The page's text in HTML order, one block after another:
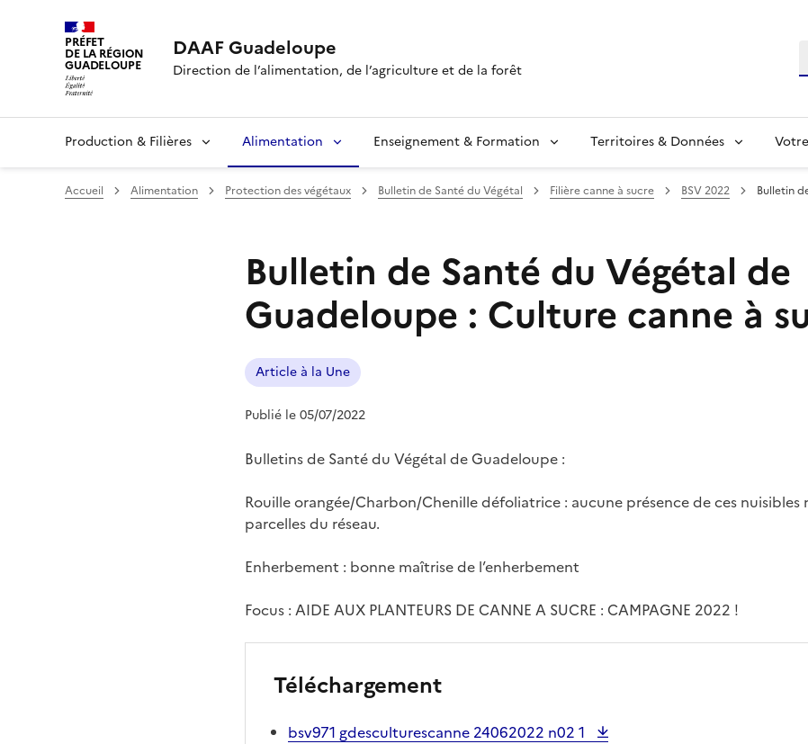
PRÉFET
DE LA RÉGION
GUADELOUPE
DAAF Guadeloupe
Direction de l’alimentation, de l’agriculture et de la forêt
Production & Filières Alimentation Enseignement & Formation Territoires & Données
Accueil Alimentation Protection des végétaux Bulletin de Santé du Végétal Filière canne à sucre BSV 2022 Bulletin
Bulletin de Santé du Végétal de
Guadeloupe : Culture canne à
Article à la Une
Publié le 05/07/2022
Bulletins de Santé du Végétal de Guadeloupe :
Rouille orangée/Charbon/Chenille défoliatrice : aucune présence de ces nuisibles
parcelles du réseau.
Enherbement : bonne maîtrise de l’enherbement
Focus : AIDE AUX PLANTEURS DE CANNE A SUCRE : CAMPAGNE 2022 !
Téléchargement
bsv971 gdesculturescanne 24062022 n02 1